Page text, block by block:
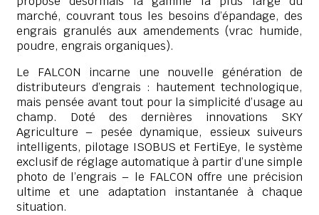
marché, couvrant tous les besoins d’épandage, des
engrais granulés aux amendements (vrac humide,
poudre, engrais organiques).
Le FALCON incarne une nouvelle génération de
distributeurs d’engrais : hautement technologique,
mais pensée avant tout pour la simplicité d’usage au
champ. Doté des dernières innovations SKY
Agriculture – pesée dynamique, essieux suiveurs
intelligents, pilotage ISOBUS et FertiEye, le système
exclusif de réglage automatique à partir d’une simple
photo de l’engrais – le FALCON offre une précision
ultime et une adaptation instantanée à chaque
situation.